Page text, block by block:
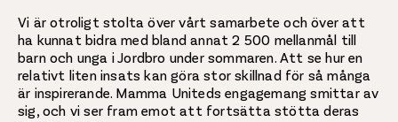
Vi är otroligt stolta över vårt samarbete och över att
ha kunnat bidra med bland annat 2 500 mellanmål till
barn och unga i Jordbro under sommaren. Att se hur en
relativt liten insats kan göra stor skillnad för så många
är inspirerande. Mamma Uniteds engagemang smittar av
sig, och vi ser fram emot att fortsätta stötta deras